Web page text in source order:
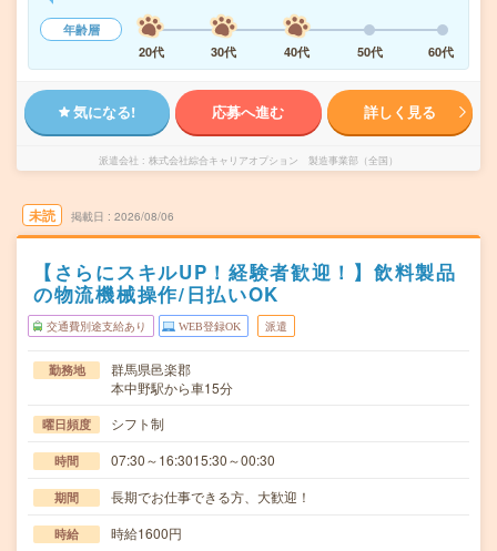
年齢層
20代
30代 40代 50代 60代
気になる! 応募へ進む 詳しく見る
派遣会社 株式会社綜合キャリアオプション 製造事業部（全国）
未読 掲載日 2026/08/06
【さらにスキルUP！経験者歓迎！】飲料製品
の物流機械操作/日払いOK
交通費別途支給あり WEB登録OK 派遣
勤務地
群馬県邑楽郡
本中野駅から車15分
曜日頻度 シフト制
時間 07:30～16:3015:30～00:30
期間 長期でお仕事できる方、大歓迎！
時給 時給1600円